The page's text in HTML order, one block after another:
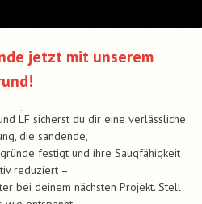
jetzt mit unserem
LF sicherst du dir eine verlässliche
die sandende,
festigt und ihre Saugfähigkeit
reduziert –
bei deinem nächsten Projekt. Stell